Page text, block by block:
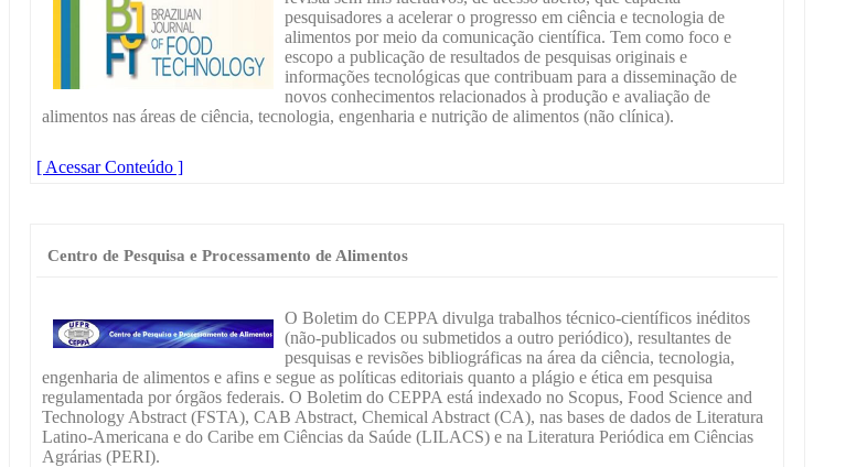
pesquisadores a acelerar o progresso em ciência e tecnologia de
alimentos por meio da comunicação científica. Tem como foco e
escopo a publicação de resultados de pesquisas originais e
informações tecnológicas que contribuam para a disseminação de
novos conhecimentos relacionados à produção e avaliação de
alimentos nas áreas de ciência, tecnologia, engenharia e nutrição de alimentos (não clínica).
[ Acessar Conteúdo ]
Centro de Pesquisa e Processamento de Alimentos
O Boletim do CEPPA divulga trabalhos técnico-científicos inéditos
(não-publicados ou submetidos a outro periódico), resultantes de
pesquisas e revisões bibliográficas na área da ciência, tecnologia,
engenharia de alimentos e afins e segue as políticas editoriais quanto a plágio e ética em pesquisa
regulamentada por órgãos federais. O Boletim do CEPPA está indexado no Scopus, Food Science and
Technology Abstract (FSTA), CAB Abstract, Chemical Abstract (CA), nas bases de dados de Literatura
Latino-Americana e do Caribe em Ciências da Saúde (LILACS) e na Literatura Periódica em Ciências
Agrárias (PERI).